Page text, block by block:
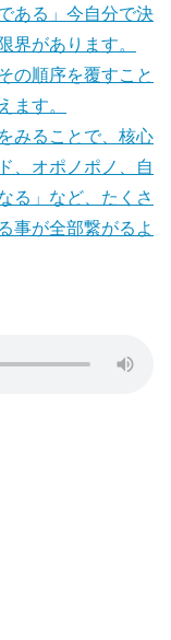
ある」今自分で決
があります。
の順序を覆すこと
す。
みることで、核心
、オポノポノ、自
る」など、たくさ
事が全部繋がるよ